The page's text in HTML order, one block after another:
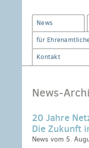
News
für
Kontakt
News-
20 Jahre
Die Zukunft
News vom 5.